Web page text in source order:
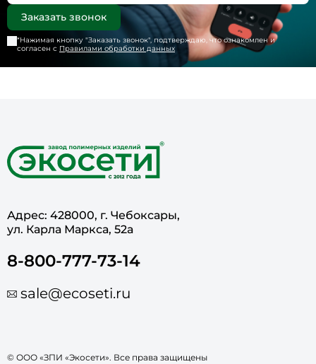
*Нажимая кнопку "Заказать звонок", подтверждаю, что ознакомлен и
согласен с Правилами обработки данных
Адрес: 428000, г. Чебоксары,
ул. Карла Маркса, 52а
8-800-777-73-14
sale@ecoseti.ru
© ООО «ЗПИ «Экосети». Все права защищены